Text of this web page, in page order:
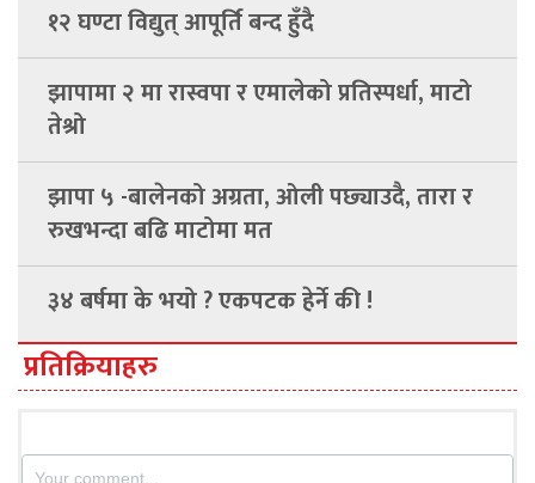
१२ घण्टा विद्युत् आपूर्ति बन्द हुँदै
झापामा २ मा रास्वपा र एमालेको प्रतिस्पर्धा, माटो
तेश्रो
झापा ५ -बालेनको अग्रता, ओली पछ्याउदै, तारा र
रुखभन्दा बढि माटोमा मत
३४ बर्षमा के भयो ? एकपटक हेर्ने की !
प्रतिक्रियाहरु